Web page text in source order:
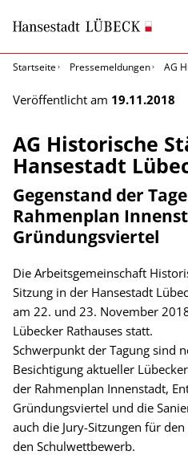
Startseite
Pressemeldungen AG
Veröffentlicht am 19.11.2018
AG Historische
Hansestadt
Gegenstand der
Rahmenplan
Gründungsviertel
Die Arbeitsgemeinschaft
Sitzung in der Hansestadt
am 22. und 23. November
Lübecker Rathauses statt.
Schwerpunkt der Tagung sind
Besichtigung aktueller
der Rahmenplan Innenstadt,
Gründungsviertel und die
auch die Jury-Sitzungen für
den Schulwettbewerb.